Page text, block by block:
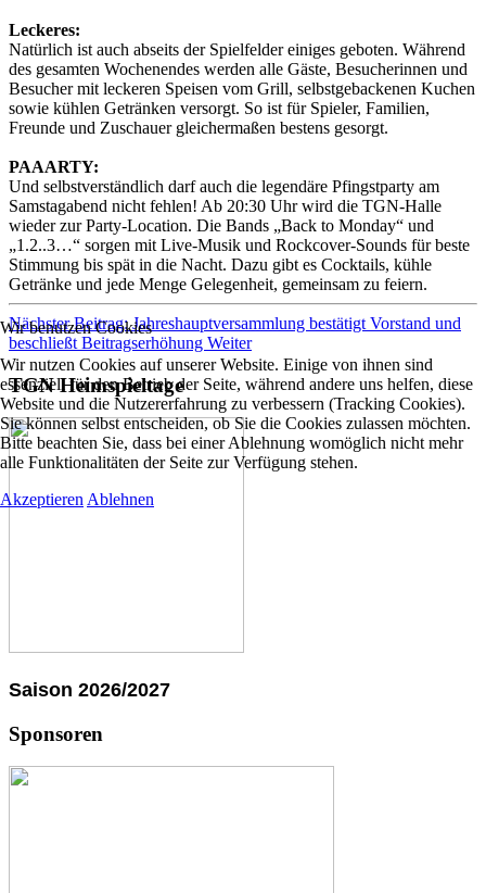
Leckeres:
Natürlich ist auch abseits der Spielfelder einiges geboten. Während
des gesamten Wochenendes werden alle Gäste, Besucherinnen und
Besucher mit leckeren Speisen vom Grill, selbstgebackenen Kuchen
sowie kühlen Getränken versorgt. So ist für Spieler, Familien,
Freunde und Zuschauer gleichermaßen bestens gesorgt.
PAAARTY:
Und selbstverständlich darf auch die legendäre Pfingstparty am
Samstagabend nicht fehlen! Ab 20:30 Uhr wird die TGN-Halle
wieder zur Party-Location. Die Bands „Back to Monday“ und
„1.2..3…“ sorgen mit Live-Musik und Rockcover-Sounds für beste
Stimmung bis spät in die Nacht. Dazu gibt es Cocktails, kühle
Getränke und jede Menge Gelegenheit, gemeinsam zu feiern.
Nächster Beitrag: Jahreshauptversammlung bestätigt Vorstand und
beschließt Beitragserhöhung Weiter
TGN Heimspieltage
Saison 2026/2027
Sponsoren
Wir benutzen Cookies
Wir nutzen Cookies auf unserer Website. Einige von ihnen sind
essenziell für den Betrieb der Seite, während andere uns helfen, diese
Website und die Nutzererfahrung zu verbessern (Tracking Cookies).
Sie können selbst entscheiden, ob Sie die Cookies zulassen möchten.
Bitte beachten Sie, dass bei einer Ablehnung womöglich nicht mehr
alle Funktionalitäten der Seite zur Verfügung stehen.
Akzeptieren Ablehnen